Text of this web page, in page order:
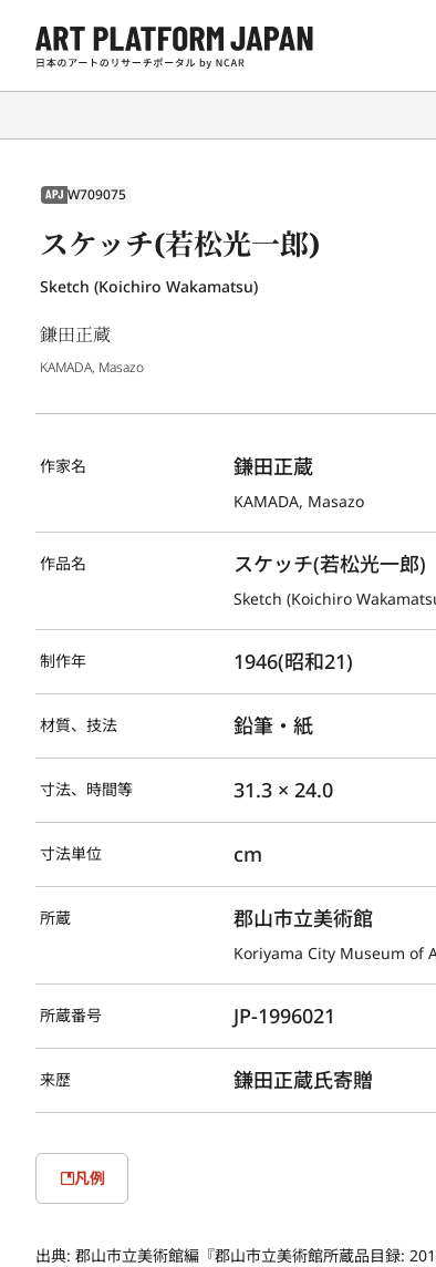
APJ W709075
スケッチ(若松光一郎)
Sketch (Koichiro Wakamatsu)
鎌田正蔵
KAMADA, Masazo
作家名 鎌田正蔵
KAMADA, Masazo
作品名 スケッチ(若松光一郎)
Sketch (Koichiro
制作年 1946(昭和21)
材質、技法 鉛筆・紙
寸法、時間等 31.3 × 24.0
寸法単位 cm
所蔵 郡山市立美術館
Koriyama City Museum of
所蔵番号 JP-1996021
来歴 鎌田正蔵氏寄贈
凡例
出典: 郡山市立美術館編『郡山市立美術館所蔵品目録: